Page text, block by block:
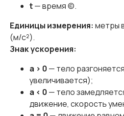
t— время ©.
Единицы измерения: метры
(м/с²).
Знак ускорения:
a > 0 — тело
увеличивается);
a < 0 — тело
движение, скорость